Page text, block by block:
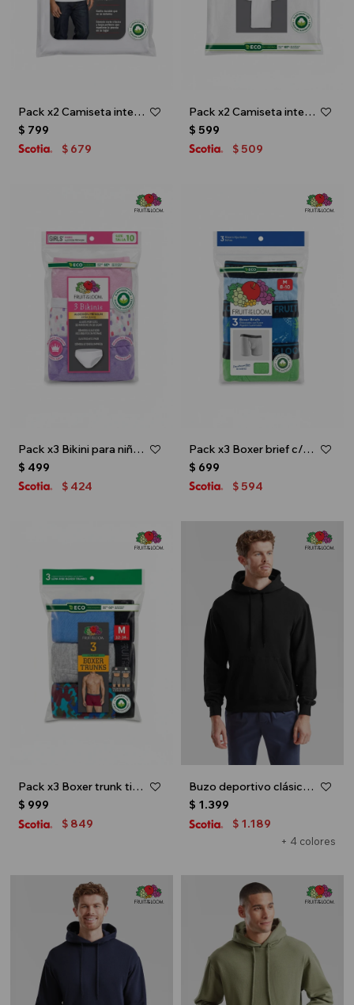
Pack x2 Camiseta interior escote redondo - Blanco
$ 799
$ 679
Pack x2 Camiseta interior - infantil - Blanco
$ 599
$ 509
Pack x3 Bikini para niña - Multicolor
$ 499
$ 424
Pack x3 Boxer brief c/elástico en contraste - Multicolor
$ 699
$ 594
Pack x3 Boxer trunk tiro bajo para caballero - Multicolor
$ 999
$ 849
Buzo deportivo clásico con capucha - Negro
+ 4 colores
$ 1.399
$ 1.189